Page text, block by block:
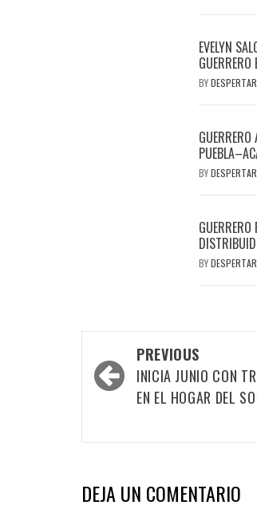
EVELYN
BY
BY
BY
Post
navigation
PREVIOUS
INICIA JUNIO CON
EN EL HOGAR DEL
DEJA UN COMENTARIO